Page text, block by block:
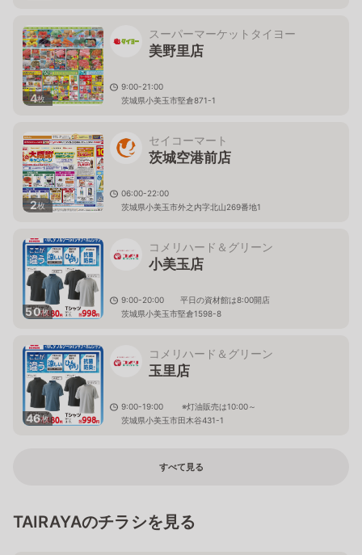
4枚
スーパーマーケットタイヨー
美野里店
9:00-21:00
茨城県小美玉市堅倉871-1
2枚
セイコーマート
茨城空港前店
06:00-22:00
茨城県小美玉市外之内字北山269番地1
50枚
コメリハード＆グリーン
小美玉店
9:00-20:00 平日の資材館は8:00開店
茨城県小美玉市堅倉1598-8
46枚
コメリハード＆グリーン
玉里店
9:00-19:00 ※灯油販売は10:00～
茨城県小美玉市田木谷431-1
すべて見る
TAIRAYAのチラシを見る